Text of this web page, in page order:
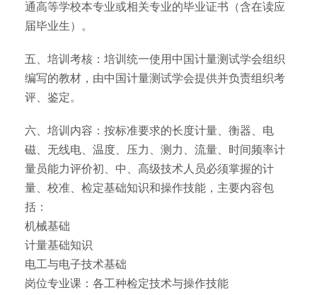
通高等学校本专业或相关专业的毕业证书（含在读应
届毕业生）。
五、培训考核：培训统一使用中国计量测试学会组织
编写的教材，由中国计量测试学会提供并负责组织考
评、鉴定。
六、培训内容：按标准要求的长度计量、衡器、电
磁、无线电、温度、压力、测力、流量、时间频率计
量员能力评价初、中、高级技术人员必须掌握的计
量、校准、检定基础知识和操作技能，主要内容包
括：
机械基础
计量基础知识
电工与电子技术基础
岗位专业课：各工种检定技术与操作技能